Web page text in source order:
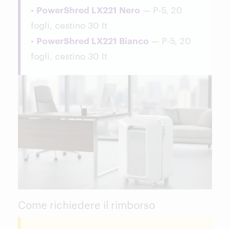
• PowerShred LX221 Nero — P-5, 20
fogli, cestino 30 lt
• PowerShred LX221 Bianco — P-5, 20
fogli, cestino 30 lt
Come richiedere il rimborso